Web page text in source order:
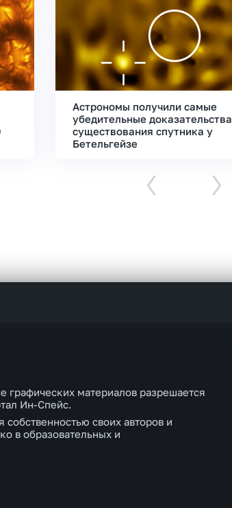
Астрономы получили самые
убедительные доказательства
существования спутника у
Бетельгейзе
‹ ›
графических материалов разрешается
Ин-Спейс.
своих авторов и
в образовательных и